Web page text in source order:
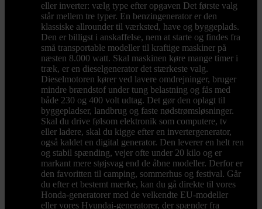
eller inverter: vælg type efter opgaven Det første valg
står mellem tre typer. En benzingenerator er den
klassiske allrounder til værksted, have og byggeplads.
Den er billigst i anskaffelse, nem at starte og findes fra
små transportable modeller til kraftige maskiner på
næsten 8.000 watt. Skal maskinen køre mange timer i
træk, er en dieselgenerator det stærkeste valg.
Dieselmotoren kører ved lavere omdrejninger, bruger
mindre brændstof under tung belastning og fås med
både 230 og 400 volt udtag. Det gør den oplagt til
byggepladser, landbrug og faste nødstrømsløsninger.
Skal du drive følsom elektronik som computere, tv
eller ladere, skal du kigge efter en invertergenerator,
også kaldet en digital generator. Den leverer en helt ren
og stabil spænding, vejer ofte under 20 kilo og er
markant mere støjsvag end de åbne modeller. Derfor er
den favoritten til camping, sommerhus og festival. Går
du efter et bestemt mærke, kan du gå direkte til vores
Honda-generatorer med de velkendte EU-modeller
eller vores Hyundai-generatorer, der spænder fra